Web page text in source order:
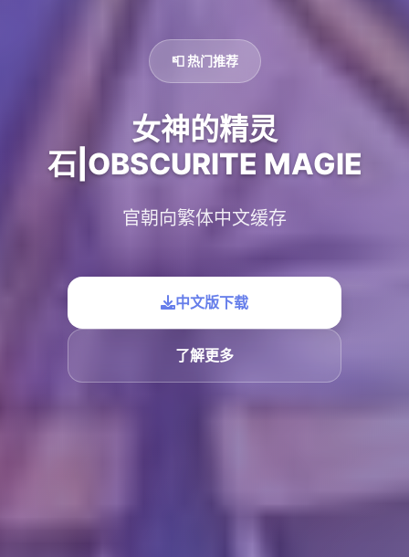
📮 热门推荐
女神的精灵
石|OBSCURITE MAGIE
官朝向繁体中文缓存
中文版下载
了解更多